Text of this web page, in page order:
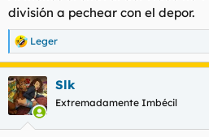
división a pechear con el depor.
R
e
a
c
c
i
Leger
Slk
Extremadamente Imbécil